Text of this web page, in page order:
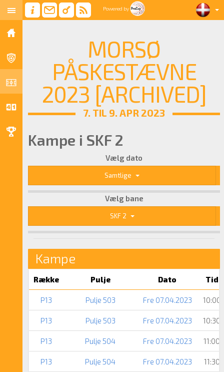
Powered by
MORSØ
PÅSKESTÆVNE
2023 [ARCHIVED]
7. TIL 9. APR 2023
Kampe i SKF 2
Vælg dato
Samtlige
Vælg bane
SKF 2
Kampe
Række Pulje Dato Tid
P13 Pulje 503 Fre 07.04.2023 10:00
P13 Pulje 503 Fre 07.04.2023 10:30
P13 Pulje 504 Fre 07.04.2023 11:00
P13 Pulje 504 Fre 07.04.2023 11:30